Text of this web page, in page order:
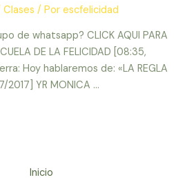
Clases / Porescfelicidad
de whatsapp? CLICK AQUI PARA
DE LA FELICIDAD [08:35,
Hoy hablaremos de: «LA REGLA
2017] YR MONICA …
Inicio